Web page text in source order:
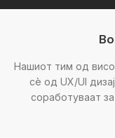
Нашиот тим од
сè од UX/UI
соработуваат